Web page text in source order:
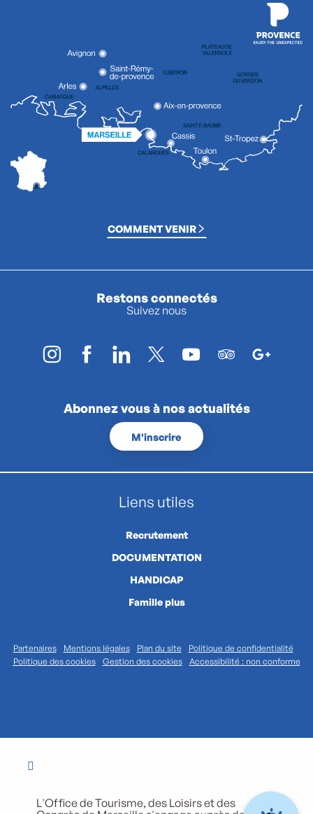
COMMENT VENIR
Restons connectés
Suivez nous
Abonnez vous à nos actualités
M'inscrire
Liens utiles
Recrutement
DOCUMENTATION
HANDICAP
Famille plus
Partenaires Mentions légales Plan du site
Politique de confidentialité
Politique des cookies
Gestion des cookies Accessibilité : non conforme
L'Office de Tourisme, des Loisirs et des